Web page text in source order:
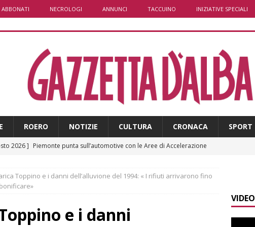
ABBONATI NECROLOGI ANNUNCI TACCUINO INIZIATIVE SPECIALI
ROERO NOTIZIE CULTURA CRONACA SPORT
2026 ] Piemonte punta sull’automotive con le Aree di Accelerazione
2026 ] Dimissioni in Consiglio comunale ad Alba, Galeasso lascia:
2026 ] ITINERARI / In gita a Infini.To, il sorprendente museo e
Toppino e i danni dell’alluvione del 1994: « I rifiuti arrivarono fino
e i danni
VIDEO